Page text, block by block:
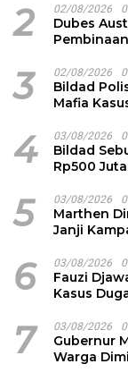
2 02/08/2026
Dubes
3 02/08/2026
Bildad
Mafia
4 03/08/2026
Bildad
Rp500 Juta
5 03/08/2026
Marthen
Janji
6 03/08/2026
Fauzi
Kasus
7 03/08/2026
Gubernur
Warga